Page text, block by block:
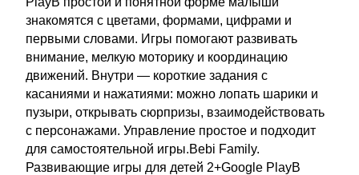
знакомятся с цветами, формами, цифрами и
первыми словами. Игры помогают развивать
внимание, мелкую моторику и координацию
движений. Внутри — короткие задания с
касаниями и нажатиями: можно лопать шарики и
пузыри, открывать сюрпризы, взаимодействовать
с персонажами. Управление простое и подходит
для самостоятельной игры.Bebi Family.
Развивающие игры для детей 2+Google PlayВ